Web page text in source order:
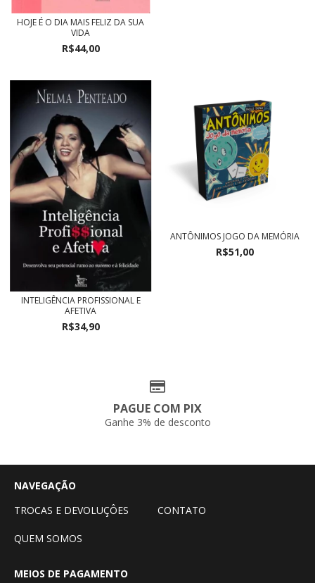
HOJE É O DIA MAIS FELIZ DA SUA
VIDA
R$44,00
INTELIGÊNCIA PROFISSIONAL E
AFETIVA
R$34,90
ANTÔNIMOS JOGO DA MEMÓRIA
R$51,00
PAGUE COM PIX
Ganhe 3% de desconto
NAVEGAÇÃO
TROCAS E DEVOLUÇÔES
CONTATO
QUEM SOMOS
MEIOS DE PAGAMENTO